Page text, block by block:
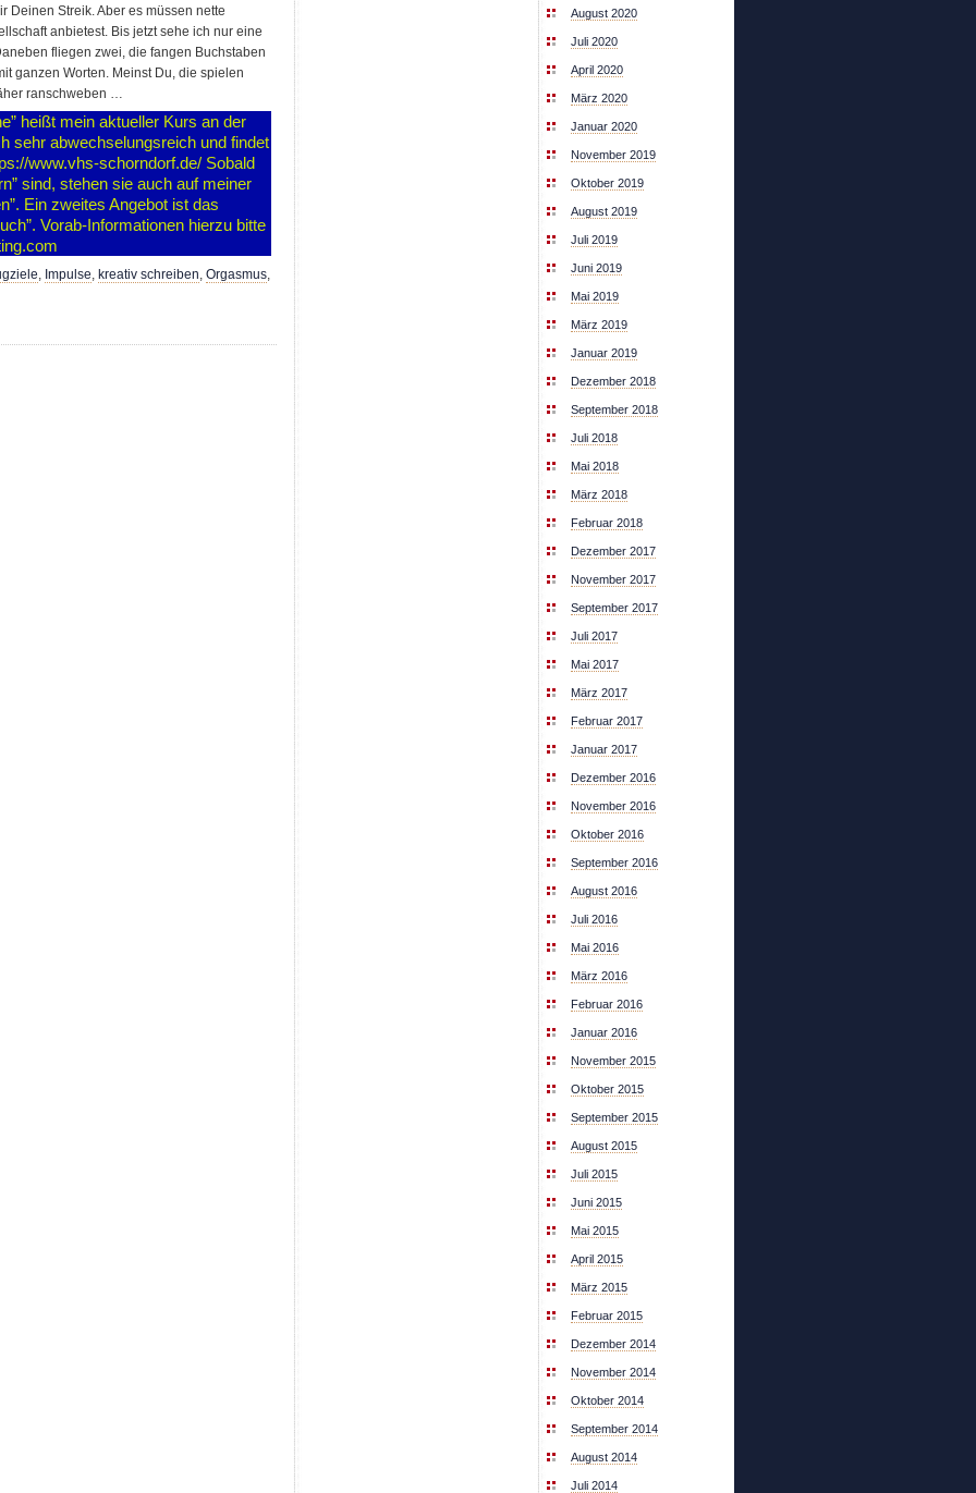
Deinen Streik. Aber es müssen nette
anbietest. Bis jetzt sehe ich nur eine
fliegen zwei, die fangen Buchstaben
ganzen Worten. Meinst Du, die spielen
ranschweben …
heißt mein aktueller Kurs an der
sehr abwechselungsreich und findet
www.vhs-schorndorf.de/ Sobald
sind, stehen sie auch auf meiner
Ein zweites Angebot ist das
Vorab-Informationen hierzu bitte
, Impulse, kreativ schreiben, Orgasmus,
August 2020
Juli 2020
April 2020
März 2020
Januar 2020
November 2019
Oktober 2019
August 2019
Juli 2019
Juni 2019
Mai 2019
März 2019
Januar 2019
Dezember 2018
September 2018
Juli 2018
Mai 2018
März 2018
Februar 2018
Dezember 2017
November 2017
September 2017
Juli 2017
Mai 2017
März 2017
Februar 2017
Januar 2017
Dezember 2016
November 2016
Oktober 2016
September 2016
August 2016
Juli 2016
Mai 2016
März 2016
Februar 2016
Januar 2016
November 2015
Oktober 2015
September 2015
August 2015
Juli 2015
Juni 2015
Mai 2015
April 2015
März 2015
Februar 2015
Dezember 2014
November 2014
Oktober 2014
September 2014
August 2014
Juli 2014